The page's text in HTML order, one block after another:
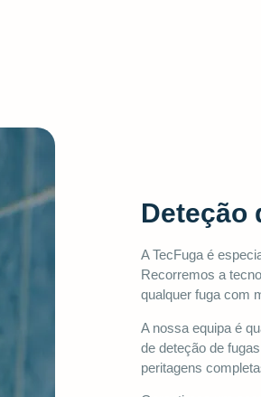
Deteção
A TecFuga é
Recorremos a
qualquer fuga com
A nossa equipa é
de deteção de
peritagens